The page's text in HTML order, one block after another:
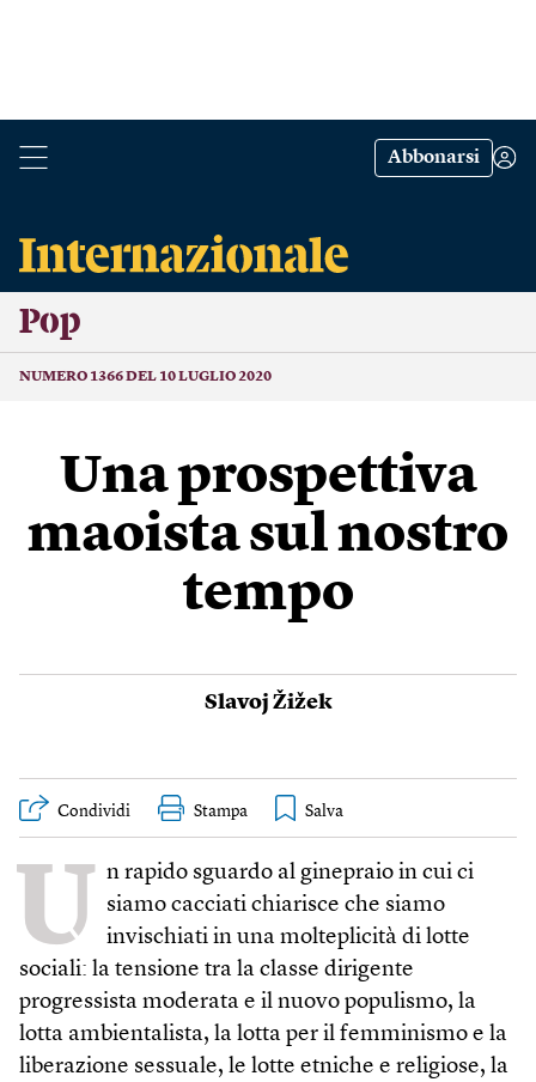
Abbonarsi
Pop
NUMERO 1366 DEL 10 LUGLIO 2020
Una prospettiva
maoista sul nostro
tempo
Slavoj Žižek
Condividi Stampa
U n rapido sguardo al ginepraio in cui ci
siamo cacciati chiarisce che siamo
invischiati in una molteplicità di lotte
sociali: la tensione tra la classe dirigente
progressista moderata e il nuovo populismo, la
lotta ambientalista, la lotta per il femminismo e la
liberazione sessuale, le lotte etniche e religiose, la